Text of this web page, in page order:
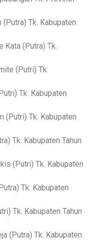
Tk. Kabupaten
Kata (Putra) Tk.
(Putri) Tk.
Tk. Kabupaten
(Putri) Tk. Kabupaten
Tk. Kabupaten Tahun
(Putri) Tk. Kabupaten
Tk. Kabupaten
Tk. Kabupaten Tahun
(Putra) Tk. Kabupaten